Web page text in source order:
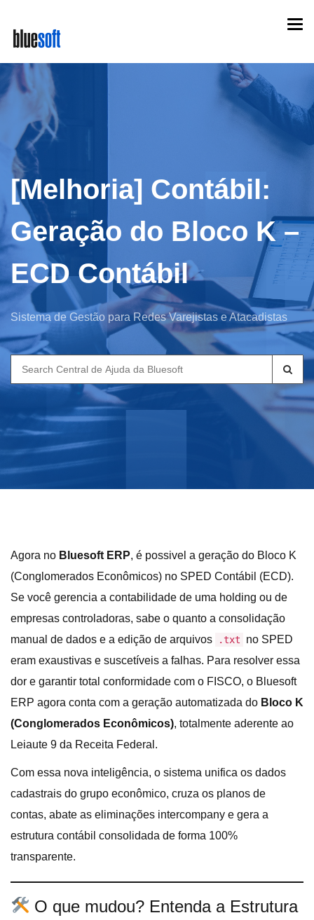
main
content
[Melhoria] Contábil:
Geração do Bloco K –
ECD Contábil
Sistema de Gestão para Redes Varejistas e Atacadistas
Search
for:
Agora no Bluesoft ERP, é possivel a geração do Bloco K
(Conglomerados Econômicos) no SPED Contábil (ECD).
Se você gerencia a contabilidade de uma holding ou de
empresas controladoras, sabe o quanto a consolidação
manual de dados e a edição de arquivos
.txt
no SPED
eram exaustivas e suscetíveis a falhas. Para resolver essa
dor e garantir total conformidade com o FISCO, o Bluesoft
ERP agora conta com a geração automatizada do Bloco K
(Conglomerados Econômicos), totalmente aderente ao
Leiaute 9 da Receita Federal.
Com essa nova inteligência, o sistema unifica os dados
cadastrais do grupo econômico, cruza os planos de
contas, abate as eliminações intercompany e gera a
estrutura contábil consolidada de forma 100%
transparente.
O que mudou? Entenda a Estrutura